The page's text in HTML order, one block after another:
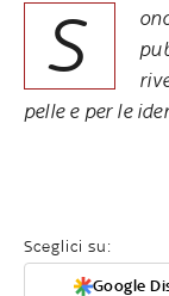
S
pelle e per le
Sceglici su:
Google